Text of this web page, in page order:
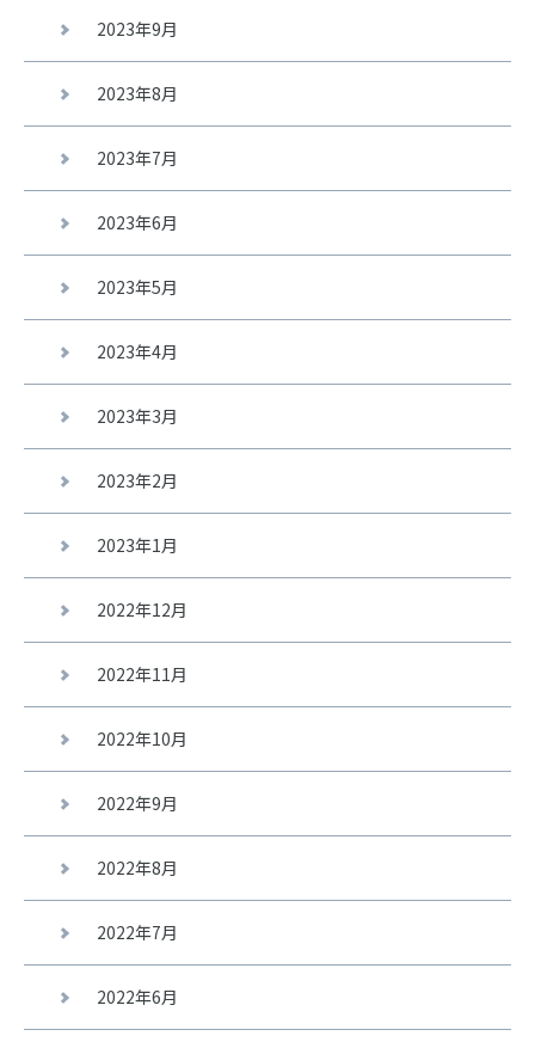
2023年9月
2023年8月
2023年7月
2023年6月
2023年5月
2023年4月
2023年3月
2023年2月
2023年1月
2022年12月
2022年11月
2022年10月
2022年9月
2022年8月
2022年7月
2022年6月